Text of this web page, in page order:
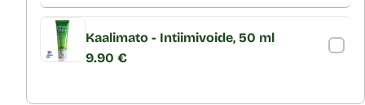
Kaalimato - Intiimivoide, 50 ml
9.90 €